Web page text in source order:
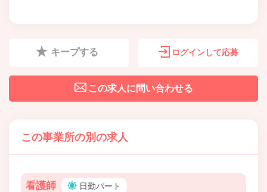
キープする ログインして応募
この求人に問い合わせる
この事業所の別の求人
看護師 日勤パート